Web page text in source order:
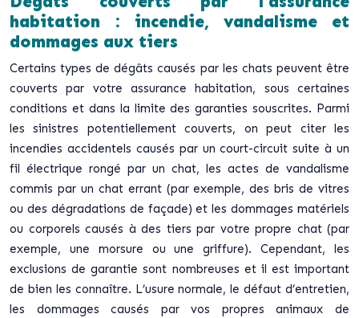
habitation : incendie, vandalisme et
dommages aux tiers
Certains types de dégâts causés par les chats peuvent être
couverts par votre assurance habitation, sous certaines
conditions et dans la limite des garanties souscrites. Parmi
les sinistres potentiellement couverts, on peut citer les
incendies accidentels causés par un court-circuit suite à un
fil électrique rongé par un chat, les actes de vandalisme
commis par un chat errant (par exemple, des bris de vitres
ou des dégradations de façade) et les dommages matériels
ou corporels causés à des tiers par votre propre chat (par
exemple, une morsure ou une griffure). Cependant, les
exclusions de garantie sont nombreuses et il est important
de bien les connaître. L’usure normale, le défaut d’entretien,
les dommages causés par vos propres animaux de